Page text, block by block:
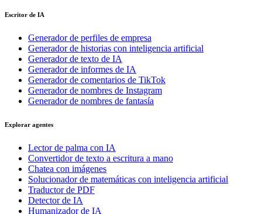
Escritor de IA
Generador de perfiles de empresa
Generador de historias con inteligencia artificial
Generador de texto de IA
Generador de informes de IA
Generador de comentarios de TikTok
Generador de nombres de Instagram
Generador de nombres de fantasía
Explorar agentes
Lector de palma con IA
Convertidor de texto a escritura a mano
Chatea con imágenes
Solucionador de matemáticas con inteligencia artificial
Traductor de PDF
Detector de IA
Humanizador de IA